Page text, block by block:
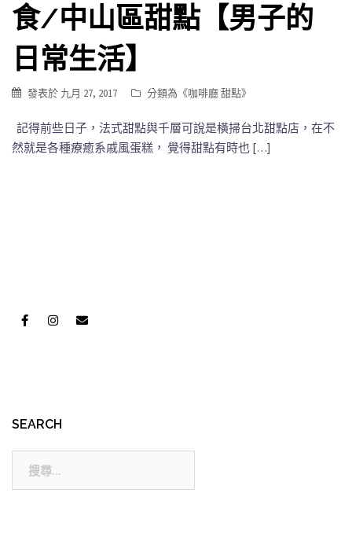
食/中山區甜點【男子的
日常生活】
發表於 九月 27, 2017 分類為《咖啡廳 甜點》
記得前些日子，法式甜點與千層可說是橫掃台北甜點店，在不
然就是各種療癒系戚風蛋糕， 覺得甜點有時也 […]
SEARCH